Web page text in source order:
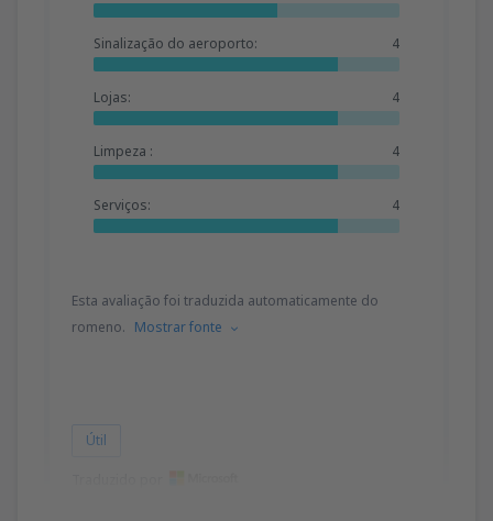
Sinalização do aeroporto: 4
Lojas: 4
Limpeza : 4
Serviços: 4
Esta avaliação foi traduzida automaticamente do
romeno. Mostrar fonte
Útil